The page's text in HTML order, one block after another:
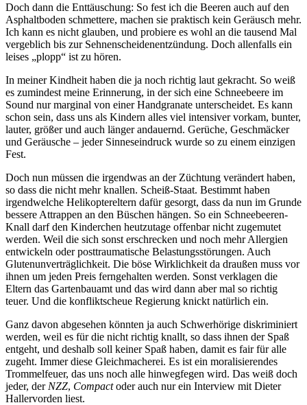
Doch dann die Enttäuschung: So fest ich die Beeren auch auf den
Asphaltboden schmettere, machen sie praktisch kein Geräusch mehr.
Ich kann es nicht glauben, und probiere es wohl an die tausend Mal
vergeblich bis zur Sehnenscheidenentzündung. Doch allenfalls ein
leises „plopp“ ist zu hören.
In meiner Kindheit haben die ja noch richtig laut gekracht. So weiß
es zumindest meine Erinnerung, in der sich eine Schneebeere im
Sound nur marginal von einer Handgranate unterscheidet. Es kann
schon sein, dass uns als Kindern alles viel intensiver vorkam, bunter,
lauter, größer und auch länger andauernd. Gerüche, Geschmäcker
und Geräusche – jeder Sinneseindruck wurde so zu einem einzigen
Fest.
Doch nun müssen die irgendwas an der Züchtung verändert haben,
so dass die nicht mehr knallen. Scheiß-Staat. Bestimmt haben
irgendwelche Helikoptereltern dafür gesorgt, dass da nun im Grunde
bessere Attrappen an den Büschen hängen. So ein Schneebeeren-
Knall darf den Kinderchen heutzutage offenbar nicht zugemutet
werden. Weil die sich sonst erschrecken und noch mehr Allergien
entwickeln oder posttraumatische Belastungsstörungen. Auch
Glutenunverträglichkeit. Die böse Wirklichkeit da draußen muss vor
ihnen um jeden Preis ferngehalten werden. Sonst verklagen die
Eltern das Gartenbauamt und das wird dann aber mal so richtig
teuer. Und die konfliktscheue Regierung knickt natürlich ein.
Ganz davon abgesehen könnten ja auch Schwerhörige diskriminiert
werden, weil es für die nicht richtig knallt, so dass ihnen der Spaß
entgeht, und deshalb soll keiner Spaß haben, damit es fair für alle
zugeht. Immer diese Gleichmacherei. Es ist ein moralisierendes
Trommelfeuer, das uns noch alle hinwegfegen wird. Das weiß doch
jeder, der NZZ, Compactoder auch nur ein Interview mit Dieter
Hallervorden liest.